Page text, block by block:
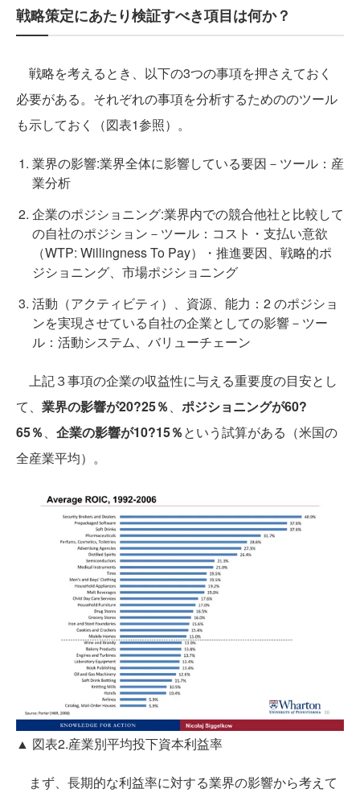
戦略策定にあたり検証すべき項目は何か？
戦略を考えるとき、以下の3つの事項を押さえておく
必要がある。それぞれの事項を分析するためののツール
も示しておく（図表1参照）。
業界の影響:業界全体に影響している要因－ツール：産
業分析
企業のポジショニング:業界内での競合他社と比較して
の自社のポジション－ツール：コスト・支払い意欲
（WTP: Willingness To Pay）・推進要因、戦略的ポ
ジショニング、市場ポジショニング
活動（アクティビティ）、資源、能力：2 のポジショ
ンを実現させている自社の企業としての影響－ツー
ル：活動システム、バリューチェーン
上記３事項の企業の収益性に与える重要度の目安とし
て、 業界の影響が20?25％、 ポジショニングが60?
65％、 企業の影響が10?15％という試算がある（米国の
全産業平均）。
▲ 図表2.産業別平均投下資本利益率
まず、長期的な利益率に対する業界の影響から考えて